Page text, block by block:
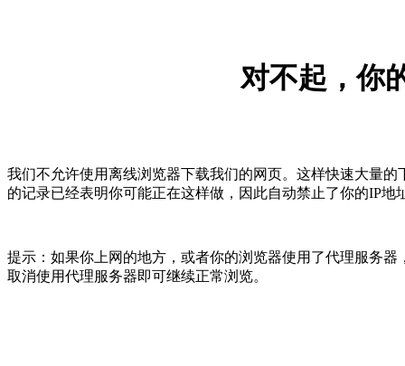
对不起，你
我们不允许使用离线浏览器下载我们的网页。这样快速大量
的记录已经表明你可能正在这样做，因此自动禁止了你的IP
提示：如果你上网的地方，或者你的浏览器使用了代理服务
取消使用代理服务器即可继续正常浏览。